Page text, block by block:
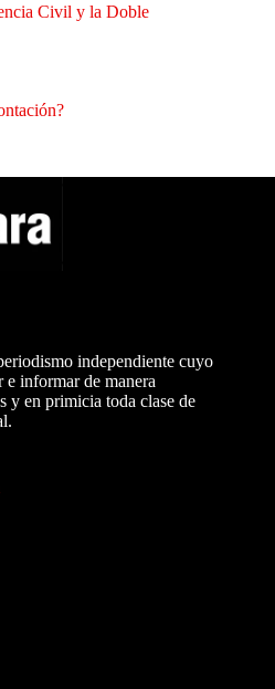
Civil y la Doble
independiente cuyo
informar de manera
y en primicia toda clase de